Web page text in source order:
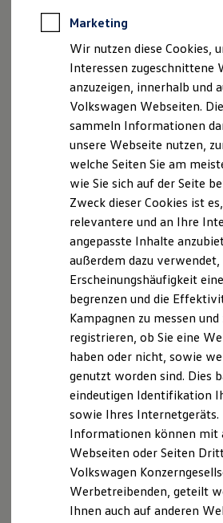
Software, Konnektivität &
California App
VW Connect für Ihren
VW Connect für
VW Connect für Ihren
VW Connect für
Connect Pro
Fleet Interface Data
Multistop Pathfinder
Übersicht Software
Hilfreiches für Besitzer
Fahrerassistenz- und
Kontrollleuchten
Kurzfahrprofile und
XTL-Dieselkraftstoff
Ersatzteile und
Original Zubehör und
myVolkswagen
myVolkswagen Business
Elektrisch & Autonom
Elektro - & Hybridfahrzeuge
Unser Ansatz
Klimafreundlicher
Reichweite & Ladelösungen
Reichweitensimulator
Ladezeitensimulator
Ladelösungen für
Ladelösungen für
Wallbox und Ladekabel
Förderung & Kosten der
Fördermöglichkeiten
Fördermöglichkeiten
vertretungsberechtigter
Bronner, Ann-Cathrin Starke,
Verantwortlicher im Sinne von §
Starke Georgsmarienhütte GmbH
vertretungsberechtigter
Bronner, Ann-Cathrin Starke,
Versicherungsvertreter mit
34d Abs. 7 GewO.
Versicherungsvermittlerregister (
www.vermittlerregister.info):
07UIW-99
Erteilt durch die IHK Osnabrück-
Bentheim, Neuer Graben 38,
Zuständige Stelle:
IHK Osnabrück-Emsland-
Graben 38, 49074 Osnabrück
Gemeinsame Stelle: Deutscher
Handelskammertag (DIHK) e.V.
Breite Str. 29 10178 Berlin
Tel. 0180 600 58 50
Mobilfunkpreise maximal 0,60 €/
www.vermittlerregister.de
Marketing
Wir nutzen diese Cookies,
Interessen zugeschnittene
anzuzeigen, innerhalb und
Volkswagen Webseiten.
sammeln Informationen
unsere Webseite nutzen,
welche Seiten Sie am
wie Sie sich auf der Seite
Zweck dieser Cookies ist
relevantere und an Ihre
angepasste Inhalte
außerdem dazu verwendet,
Erscheinungshäufigkeit
begrenzen und die
Kampagnen zu messen und
registrieren, ob Sie eine
haben oder nicht, sowie
genutzt worden sind. Dies
eindeutigen Identifikation
sowie Ihres Internetgeräts.
Informationen können mit
Webseiten oder Seiten
Volkswagen
Werbetreibenden, geteilt
Ihnen auch auf anderen